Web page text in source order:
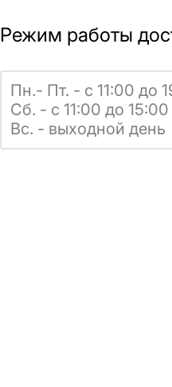
Режим работы
Пн.- Пт. - с 11:00 до
Сб. - с 11:00 до 15:00
Вс. - выходной день